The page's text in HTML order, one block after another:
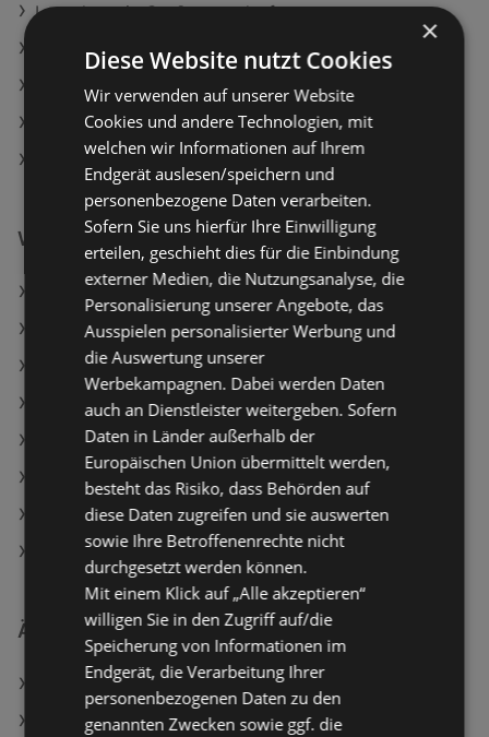
Lagerhaus in Großpetersdorf
Lagerhaus in Ladendorf
Lagerhaus in Deutschfeistritz
Lagerhaus in Kirchberg an der Raab
Lagerhaus in Krottendorf-Gaisfeld
Weiterführende Links
Lagerhaus Angebote
OBI Angebote
Hagebau Lieb Markt Angebote
Aktuelle JYSK Flugblätter
Aktuelle Dehner Garten-Center Flugblätter
Aktuelle OBI Flugblätter
Aktuelle Hornbach Flugblätter
Aktuelle bellaflora Flugblätter
Ähnliche Händler
BAUHAUS Angebote
JYSK Angebote
×
Diese Website nutzt Cookies
Wir verwenden auf unserer Website
Cookies und andere Technologien, mit
welchen wir Informationen auf Ihrem
Endgerät auslesen/speichern und
personenbezogene Daten verarbeiten.
Sofern Sie uns hierfür Ihre Einwilligung
erteilen, geschieht dies für die Einbindung
externer Medien, die Nutzungsanalyse, die
Personalisierung unserer Angebote, das
Ausspielen personalisierter Werbung und
die Auswertung unserer
Werbekampagnen. Dabei werden Daten
auch an Dienstleister weitergeben. Sofern
Daten in Länder außerhalb der
Europäischen Union übermittelt werden,
besteht das Risiko, dass Behörden auf
diese Daten zugreifen und sie auswerten
sowie Ihre Betroffenenrechte nicht
durchgesetzt werden können.
Mit einem Klick auf „Alle akzeptieren“
willigen Sie in den Zugriff auf/die
Speicherung von Informationen im
Endgerät, die Verarbeitung Ihrer
personenbezogenen Daten zu den
genannten Zwecken sowie ggf. die